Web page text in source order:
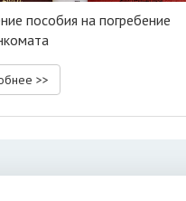
пособия на погребение
>>